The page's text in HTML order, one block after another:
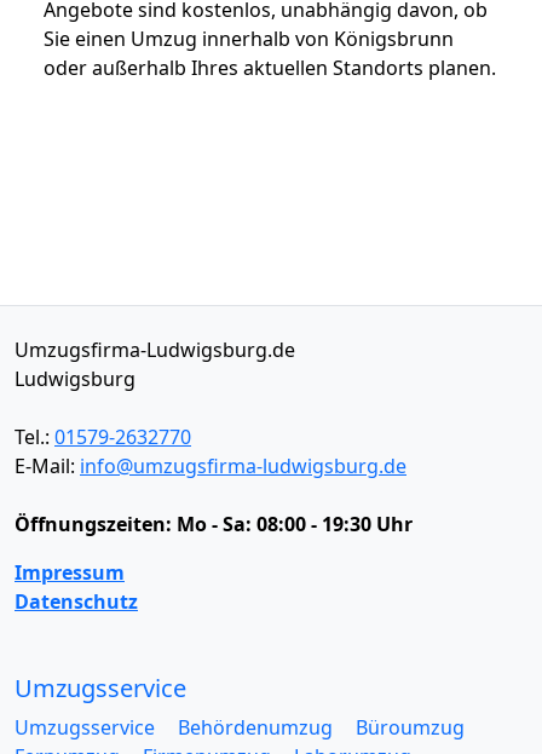
Angebote sind kostenlos, unabhängig davon, ob
Sie einen Umzug innerhalb von Königsbrunn
oder außerhalb Ihres aktuellen Standorts planen.
Umzugsfirma-Ludwigsburg.de
Ludwigsburg
Tel.: 01579-2632770
E-Mail: info@umzugsfirma-ludwigsburg.de
Öffnungszeiten: Mo - Sa: 08:00 - 19:30 Uhr
Impressum
Datenschutz
Umzugsservice
Umzugsservice Behördenumzug
Büroumzug